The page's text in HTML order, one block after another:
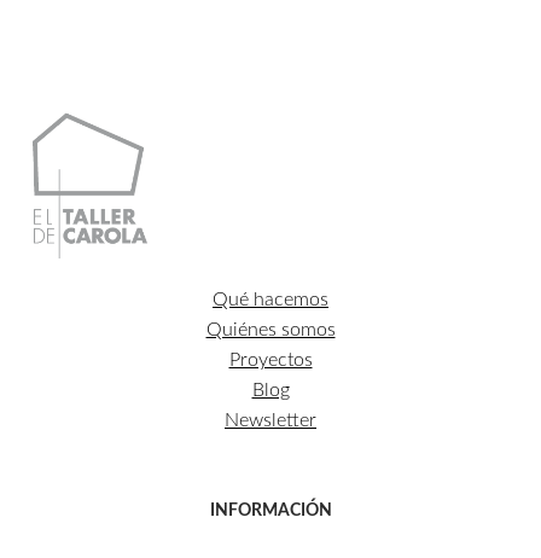
Qué hacemos
Quiénes somos
Proyectos
Blog
Newsletter
INFORMACIÓN